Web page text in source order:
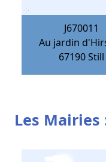
J670011
Au jardin
67190Still
Les Mairies